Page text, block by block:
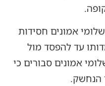
אמונים חסידות
עד להפסד מול
אמונים סבורים כי
הנחשק.